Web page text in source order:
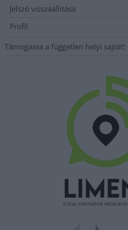
Jelszó visszaállítása
Profil
Támogassa a független helyi sajtót!